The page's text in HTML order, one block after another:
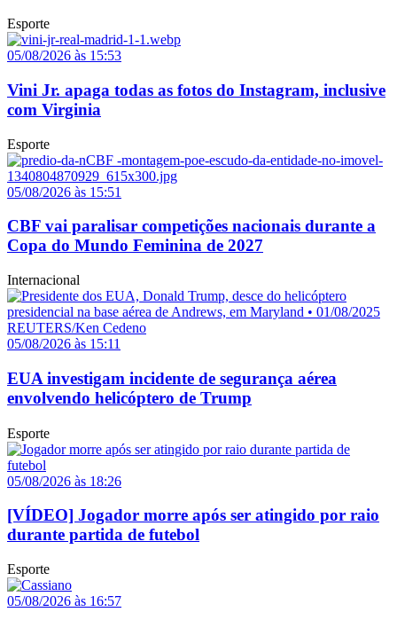
Esporte
05/08/2026 às 15:53
Vini Jr. apaga todas as fotos do Instagram, inclusive
com Virginia
Esporte
05/08/2026 às 15:51
CBF vai paralisar competições nacionais durante a
Copa do Mundo Feminina de 2027
Internacional
05/08/2026 às 15:11
EUA investigam incidente de segurança aérea
envolvendo helicóptero de Trump
Esporte
05/08/2026 às 18:26
[VÍDEO] Jogador morre após ser atingido por raio
durante partida de futebol
Esporte
05/08/2026 às 16:57